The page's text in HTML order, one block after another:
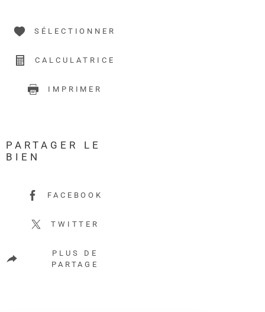
SÉLECTIONNER
CALCULATRICE
IMPRIMER
PARTAGER LE
BIEN
FACEBOOK
TWITTER
PLUS DE
PARTAGE